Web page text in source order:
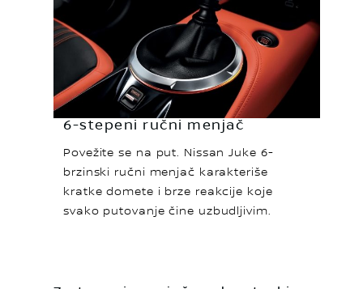
6-stepeni ručni menjač
Povežite se na put. Nissan Juke 6-
brzinski ručni menjač karakteriše
kratke domete i brze reakcije koje
svako putovanje čine uzbudljivim.